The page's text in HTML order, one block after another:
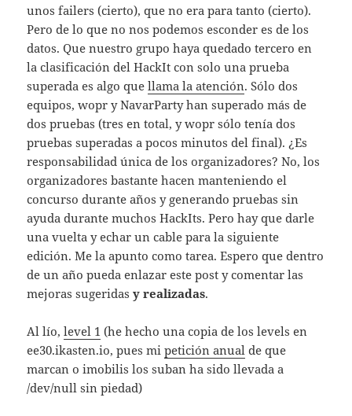
unos failers (cierto), que no era para tanto (cierto).
Pero de lo que no nos podemos esconder es de los
datos. Que nuestro grupo haya quedado tercero en
la clasificación del HackIt con solo una prueba
superada es algo quellama la atención. Sólo dos
equipos, wopr y NavarParty han superado más de
dos pruebas (tres en total, y wopr sólo tenía dos
pruebas superadas a pocos minutos del final). ¿Es
responsabilidad única de los organizadores? No, los
organizadores bastante hacen manteniendo el
concurso durante años y generando pruebas sin
ayuda durante muchos HackIts. Pero hay que darle
una vuelta y echar un cable para la siguiente
edición. Me la apunto como tarea. Espero que dentro
de un año pueda enlazar este post y comentar las
mejoras sugeridasy realizadas.
Al lío,level 1 (he hecho una copia de los levels en
ee30.ikasten.io, pues mipetición anual de que
marcan o imobilis los suban ha sido llevada a
/dev/null sin piedad)